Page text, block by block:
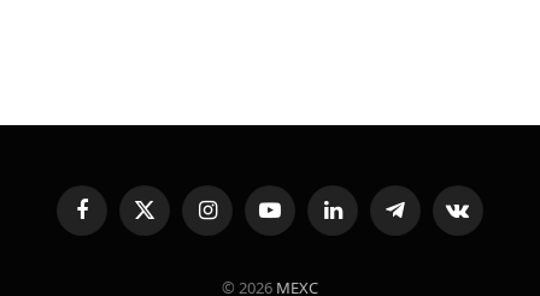
FacebookX
(Twitter)
InstagramYouTubeLinkedInTelegramVKontakte
© 2026 MEXC